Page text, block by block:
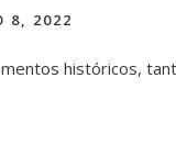
8, 2022
históricos,